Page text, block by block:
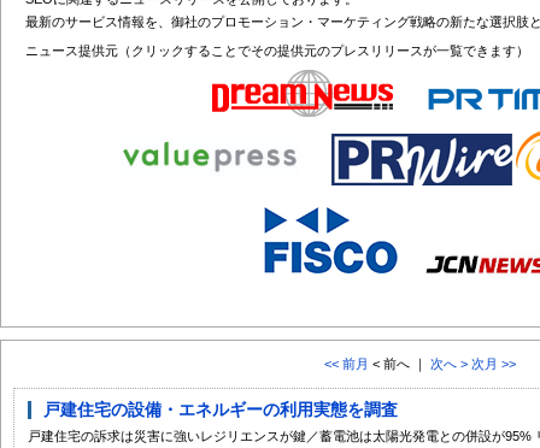
最新のサービス情報を、御社のプロモーション・マーケティング戦略の新たな選択肢
ニュース提供元（クリックすることでその提供元のプレスリリースが一覧できます）
<< 前月 < 前へ ｜ 次へ > 次月 >>
戸建住宅の設備・エネルギーの利用実態を調査
戸建住宅の訴求は災害に強いレジリエンスが鍵／蓄電池は太陽光発電との併設が